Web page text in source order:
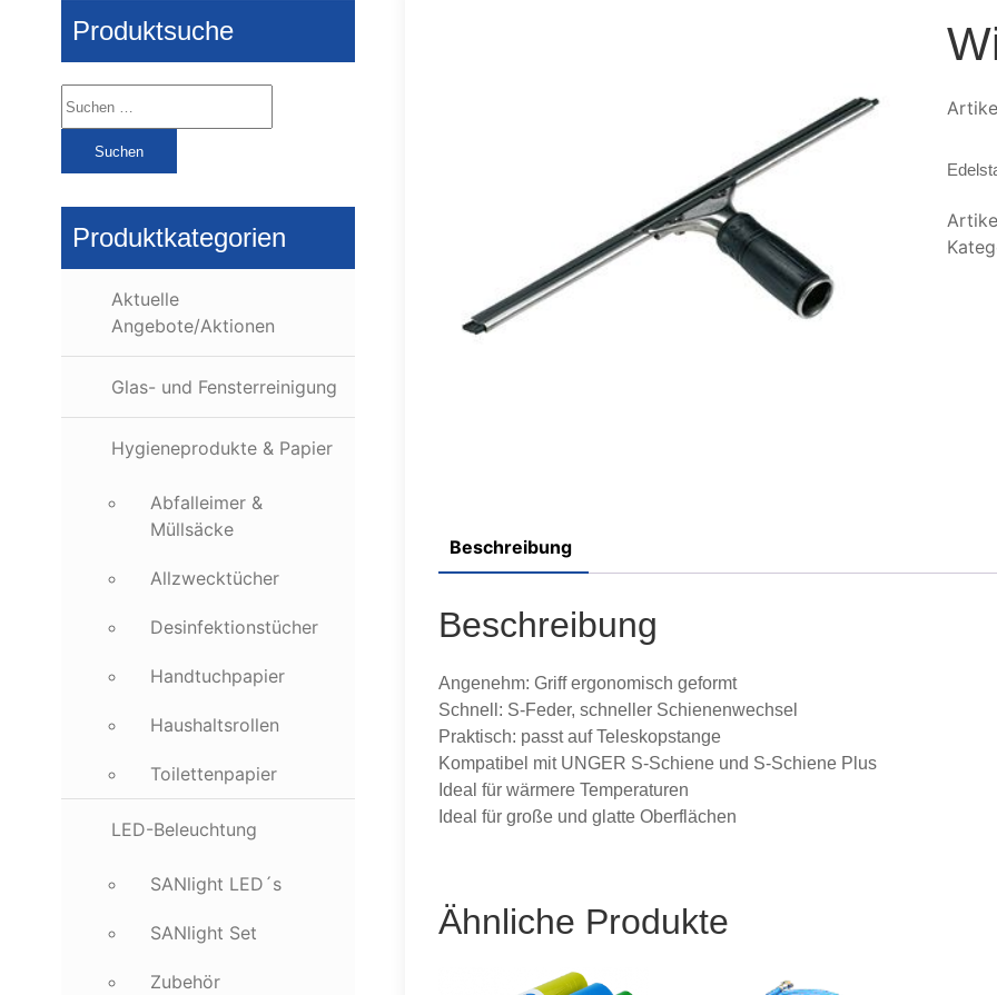
Produktsuche
Suchen
nach:
Produktkategorien
Aktuelle
Angebote/Aktionen
Glas- und Fensterreinigung
Hygieneprodukte & Papier
Abfalleimer &
Müllsäcke
Allzwecktücher
Desinfektionstücher
Handtuchpapier
Haushaltsrollen
Toilettenpapier
LED-Beleuchtung
SANlight LED´s
SANlight Set
Zubehör
Beschreibung
Beschreibung
Angenehm: Griff ergonomisch geformt
Schnell: S-Feder, schneller Schienenwechsel
Praktisch: passt auf Teleskopstange
Kompatibel mit UNGER S-Schiene und S-Schiene Plus
Ideal für wärmere Temperaturen
Ideal für große und glatte Oberflächen
Ähnliche Produkte